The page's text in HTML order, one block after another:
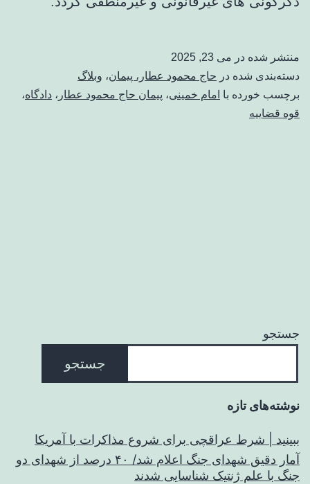
منتشر شده در می 23, 2025
دسته‌بندی شده در حاج محمود عطار، پیمان، وبلاگ
برچسب خورده با امام خمینی، پیمان حاج محمود عطار ، دادگاه،
قوه قضاییه
جستجو
جستجو
نوشته‌های تازه
ببینید | شرط عراقچی برای شروع مذاکرات با آمریکا
آمار دقیق شهدای جنگ اعلام شد/ ۴۰ درصد از شهدای دو
جنگ با علم ژنتیک شناسایی شدند